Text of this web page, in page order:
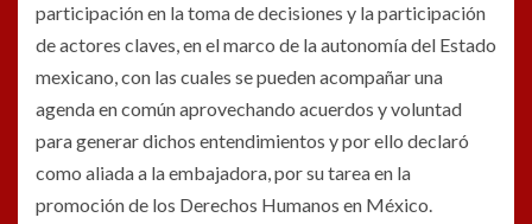
participación en la toma de decisiones y la participación
de actores claves, en el marco de la autonomía del Estado
mexicano, con las cuales se pueden acompañar una
agenda en común aprovechando acuerdos y voluntad
para generar dichos entendimientos y por ello declaró
como aliada a la embajadora, por su tarea en la
promoción de los Derechos Humanos en México.